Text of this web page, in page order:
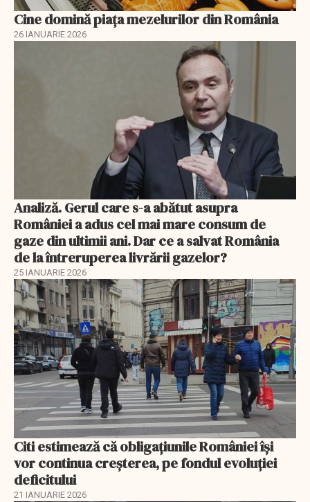
Cine domină piața mezelurilor din România
26 IANUARIE 2026
Analiză. Gerul care s-a abătut asupra
României a adus cel mai mare consum de
gaze din ultimii ani. Dar ce a salvat România
de la întreruperea livrării gazelor?
25 IANUARIE 2026
Citi estimează că obligațiunile României își
vor continua creșterea, pe fondul evoluției
deficitului
21 IANUARIE 2026